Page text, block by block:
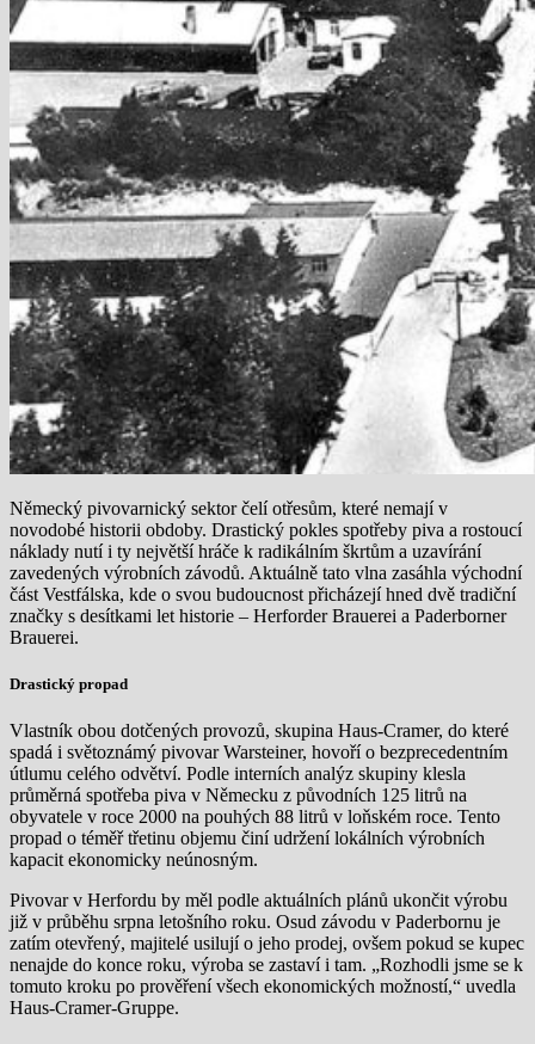
Německý pivovarnický sektor čelí otřesům, které nemají v
novodobé historii obdoby. Drastický pokles spotřeby piva a rostoucí
náklady nutí i ty největší hráče k radikálním škrtům a uzavírání
zavedených výrobních závodů. Aktuálně tato vlna zasáhla východní
část Vestfálska, kde o svou budoucnost přicházejí hned dvě tradiční
značky s desítkami let historie – Herforder Brauerei a Paderborner
Brauerei.
Drastický propad
Vlastník obou dotčených provozů, skupina Haus-Cramer, do které
spadá i světoznámý pivovar Warsteiner, hovoří o bezprecedentním
útlumu celého odvětví. Podle interních analýz skupiny klesla
průměrná spotřeba piva v Německu z původních 125 litrů na
obyvatele v roce 2000 na pouhých 88 litrů v loňském roce. Tento
propad o téměř třetinu objemu činí udržení lokálních výrobních
kapacit ekonomicky neúnosným.
Pivovar v Herfordu by měl podle aktuálních plánů ukončit výrobu
již v průběhu srpna letošního roku. Osud závodu v Paderbornu je
zatím otevřený, majitelé usilují o jeho prodej, ovšem pokud se kupec
nenajde do konce roku, výroba se zastaví i tam. „Rozhodli jsme se k
tomuto kroku po prověření všech ekonomických možností,“ uvedla
Haus-Cramer-Gruppe.